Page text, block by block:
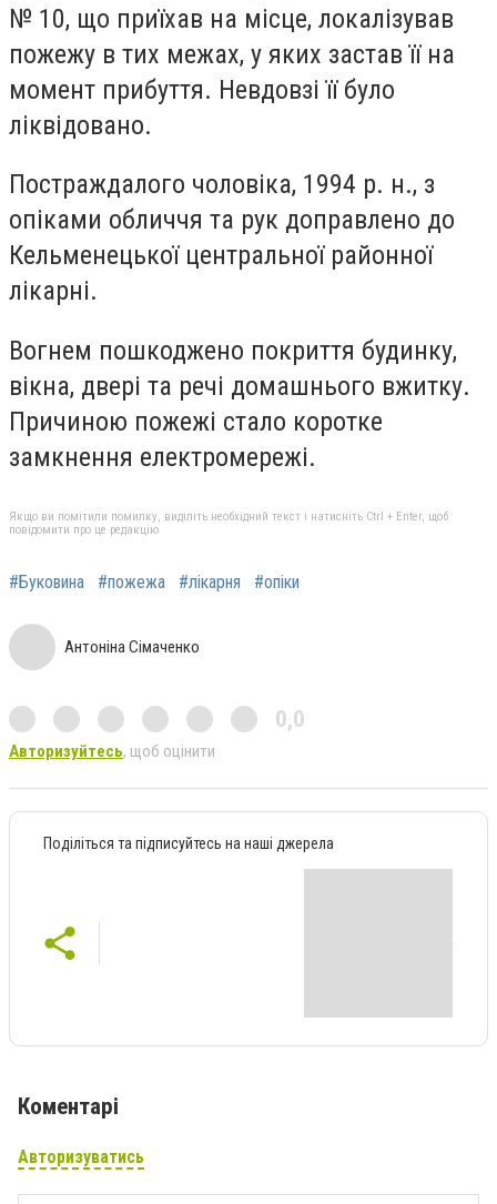
№ 10, що приїхав на місце, локалізував
пожежу в тих межах, у яких застав її на
момент прибуття. Невдовзі її було
ліквідовано.
Постраждалого чоловіка, 1994 р. н., з
опіками обличчя та рук доправлено до
Кельменецької центральної районної
лікарні.
Вогнем пошкоджено покриття будинку,
вікна, двері та речі домашнього вжитку.
Причиною пожежі стало коротке
замкнення електромережі.
Якщо ви помітили помилку, виділіть необхідний текст і натисніть Ctrl + Enter, щоб
повідомити про це редакцію
#Буковина #пожежа #лікарня #опіки
Антоніна Сімаченко
0,0
Авторизуйтесь, щоб оцінити
Поділіться та підписуйтесь на наші джерела
Коментарі
Авторизуватись